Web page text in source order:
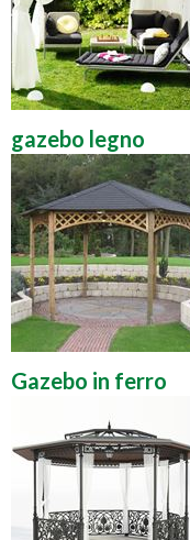
gazebo legno
Gazebo in ferro